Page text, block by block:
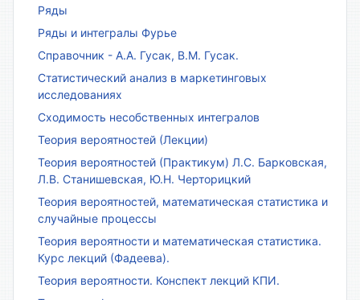
Ряды
Ряды и интегралы Фурье
Справочник - А.А. Гусак, В.М. Гусак.
Статистический анализ в маркетинговых
исследованиях
Сходимость несобственных интегралов
Теория вероятностей (Лекции)
Теория вероятностей (Практикум) Л.С. Барковская,
Л.В. Станишевская, Ю.Н. Черторицкий
Теория вероятностей, математическая статистика и
случайные процессы
Теория вероятности и математическая статистика.
Курс лекций (Фадеева).
Теория вероятности. Конспект лекций КПИ.